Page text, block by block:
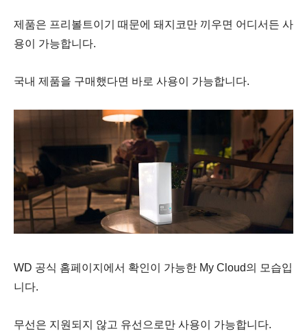
제품은 프리볼트이기 때문에 돼지코만 끼우면 어디서든 사
용이 가능합니다.
국내 제품을 구매했다면 바로 사용이 가능합니다.
WD 공식 홈페이지에서 확인이 가능한 My Cloud의 모습입
니다.
무선은 지원되지 않고 유선으로만 사용이 가능합니다.